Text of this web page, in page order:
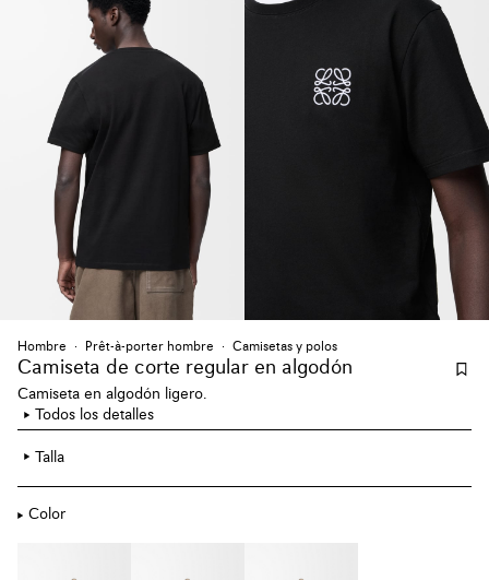
Hombre Prêt-à-porter hombre Camisetas y polos
Camiseta de corte regular en algodón
Camiseta en algodón ligero.
Todos los detalles
Talla
Color